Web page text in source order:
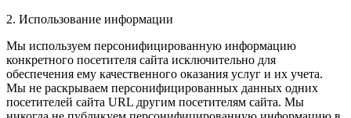
2. Использование информации
Мы используем персонифицированную информацию
конкретного посетителя сайта исключительно для
обеспечения ему качественного оказания услуг и их учета.
Мы не раскрываем персонифицированных данных одних
посетителей сайта URL другим посетителям сайта. Мы